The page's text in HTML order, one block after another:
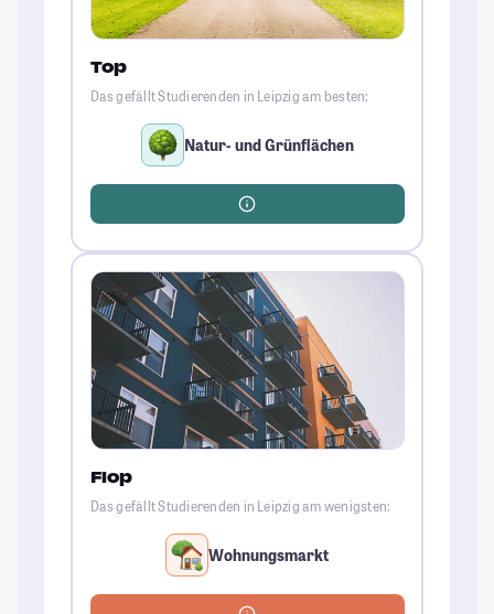
Top
Das gefällt Studierenden in Leipzig am besten:
Natur- und Grünflächen
Flop
Das gefällt Studierenden in Leipzig am wenigsten:
Wohnungsmarkt